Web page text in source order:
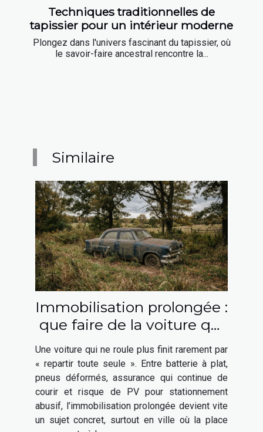
Techniques traditionnelles de
tapissier pour un intérieur moderne
Plongez dans l'univers fascinant du tapissier, où
le savoir-faire ancestral rencontre la...
Similaire
Immobilisation prolongée :
que faire de la voiture qui
ne roule plus ?
Une voiture qui ne roule plus finit rarement par
« repartir toute seule ». Entre batterie à plat,
pneus déformés, assurance qui continue de
courir et risque de PV pour stationnement
abusif, l’immobilisation prolongée devient vite
un sujet concret, surtout en ville où la place